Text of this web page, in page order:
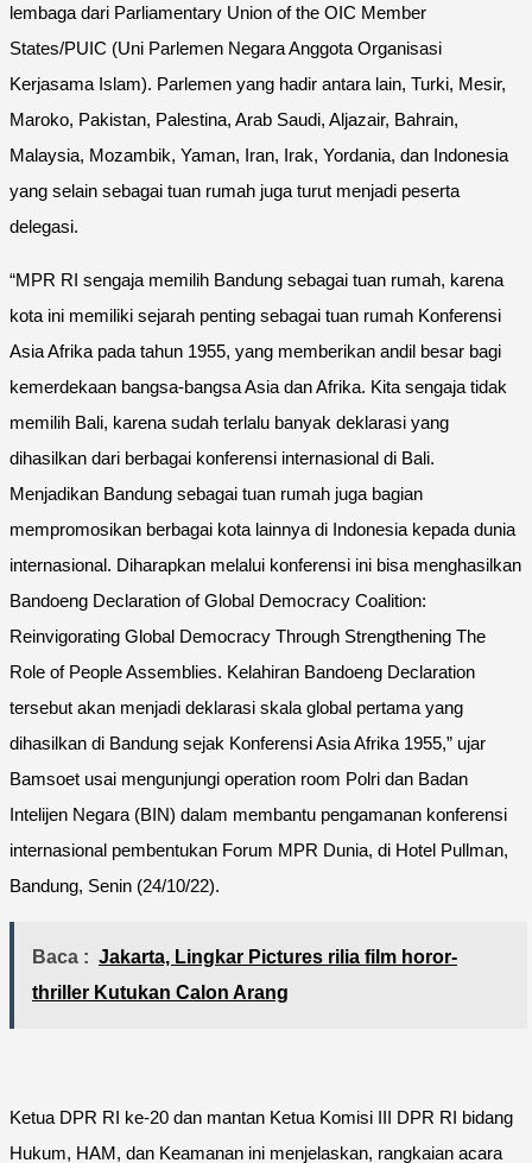
lembaga dari Parliamentary Union of the OIC Member
States/PUIC (Uni Parlemen Negara Anggota Organisasi
Kerjasama Islam). Parlemen yang hadir antara lain, Turki, Mesir,
Maroko, Pakistan, Palestina, Arab Saudi, Aljazair, Bahrain,
Malaysia, Mozambik, Yaman, Iran, Irak, Yordania, dan Indonesia
yang selain sebagai tuan rumah juga turut menjadi peserta
delegasi.
“MPR RI sengaja memilih Bandung sebagai tuan rumah, karena
kota ini memiliki sejarah penting sebagai tuan rumah Konferensi
Asia Afrika pada tahun 1955, yang memberikan andil besar bagi
kemerdekaan bangsa-bangsa Asia dan Afrika. Kita sengaja tidak
memilih Bali, karena sudah terlalu banyak deklarasi yang
dihasilkan dari berbagai konferensi internasional di Bali.
Menjadikan Bandung sebagai tuan rumah juga bagian
mempromosikan berbagai kota lainnya di Indonesia kepada dunia
internasional. Diharapkan melalui konferensi ini bisa menghasilkan
Bandoeng Declaration of Global Democracy Coalition:
Reinvigorating Global Democracy Through Strengthening The
Role of People Assemblies. Kelahiran Bandoeng Declaration
tersebut akan menjadi deklarasi skala global pertama yang
dihasilkan di Bandung sejak Konferensi Asia Afrika 1955,” ujar
Bamsoet usai mengunjungi operation room Polri dan Badan
Intelijen Negara (BIN) dalam membantu pengamanan konferensi
internasional pembentukan Forum MPR Dunia, di Hotel Pullman,
Bandung, Senin (24/10/22).
Baca : Jakarta, Lingkar Pictures rilia film horor-
thriller Kutukan Calon Arang
Ketua DPR RI ke-20 dan mantan Ketua Komisi III DPR RI bidang
Hukum, HAM, dan Keamanan ini menjelaskan, rangkaian acara